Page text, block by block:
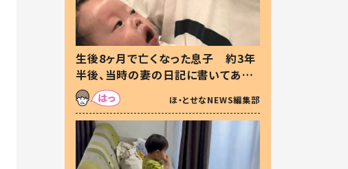
生後8ヶ月で亡くなった息子 約3年
半後、当時の妻の日記に書いてあっ
た本音とは
ほ・とせなNEWS編集部